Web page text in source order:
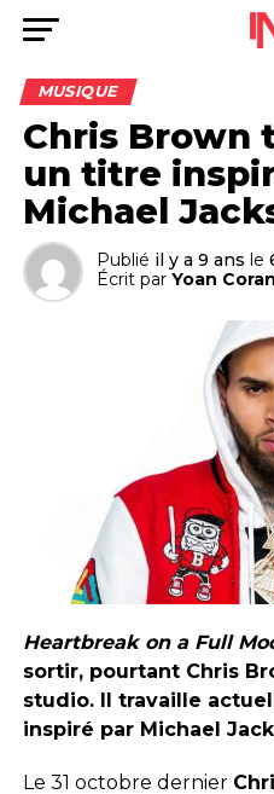
MUSIQUE
Chris Brown
un titre
Michael
Publié il y a 9 ans le
Écrit par Yoan
Heartbreak on a Full
sortir, pourtant Chris
studio. Il travaille
inspiré par Michael
Le 31 octobre dernier